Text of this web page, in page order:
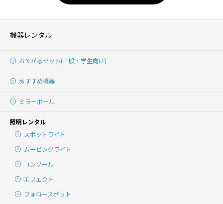
機器レンタル
おてがるセット(一般・学生向け)
おすすめ機器
ミラーボール
照明レンタル
スポットライト
ムービングライト
コンソール
エフェクト
フォロースポット